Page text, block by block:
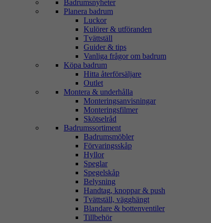
Badrumsnyheter
Planera badrum
Luckor
Kulörer & utföranden
Tvättställ
Guider & tips
Vanliga frågor om badrum
Köpa badrum
Hitta återförsäljare
Outlet
Montera & underhålla
Monteringsanvisningar
Monteringsfilmer
Skötselråd
Badrumssortiment
Badrumsmöbler
Förvaringsskåp
Hyllor
Speglar
Spegelskåp
Belysning
Handtag, knoppar & push
Tvättställ, vägghängt
Blandare & bottenventiler
Tillbehör